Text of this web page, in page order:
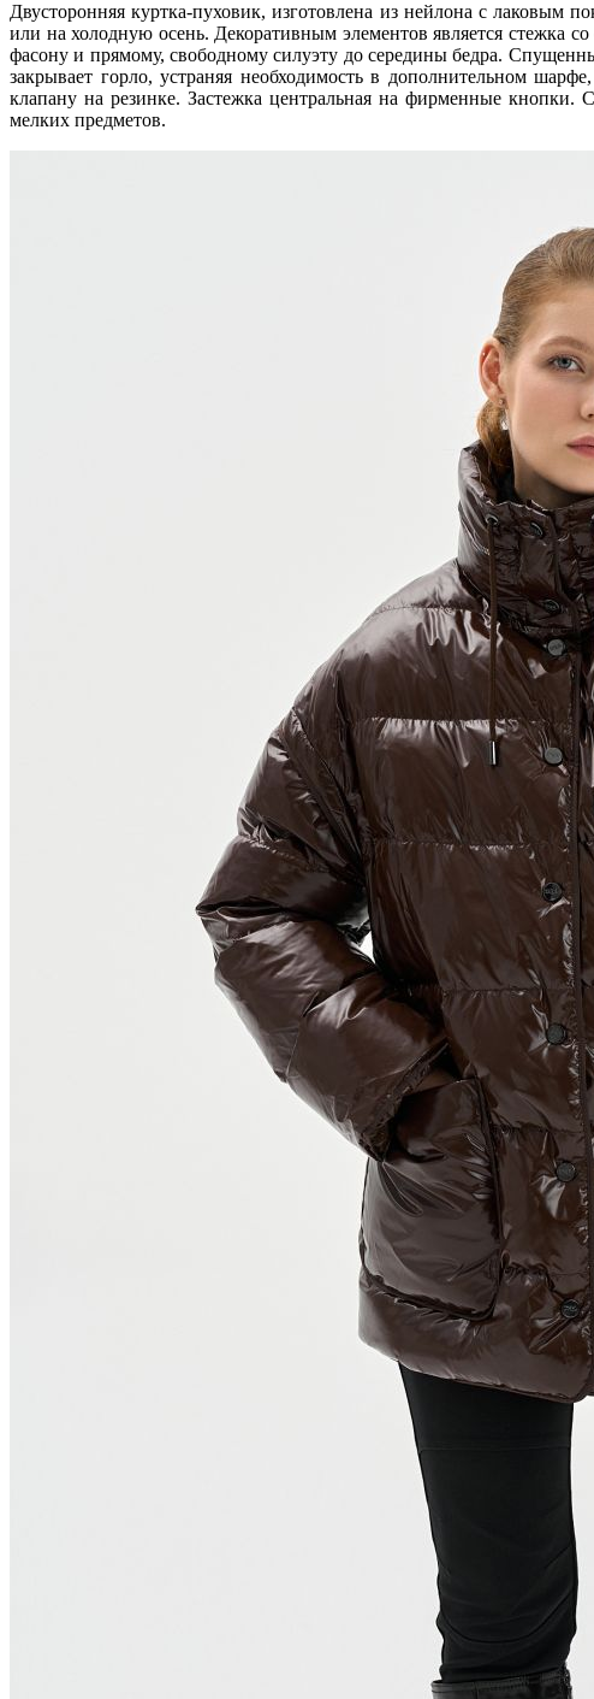
Двусторонняя куртка-пуховик, изготовлена из нейлона с лаковым
или на холодную осень. Декоративным элементов является стежка
фасону и прямому, свободному силуэту до середины бедра.
закрывает горло, устраняя необходимость в дополнительном
клапану на резинке. Застежка центральная на фирменные кнопки.
мелких предметов.